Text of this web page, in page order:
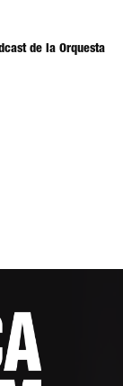
de la Orquesta